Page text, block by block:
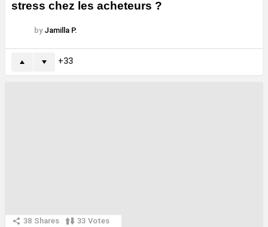
stress chez les acheteurs ?
by Jamilla P.
33
38 Shares 33 Votes